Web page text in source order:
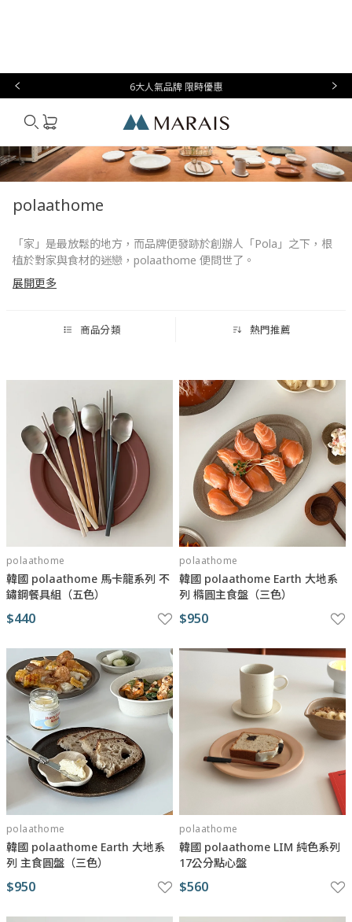
6大人氣品牌 限時優惠
Marais
polaathome
「家」是最放鬆的地方，而品牌便發跡於創辦人「Pola」之下，根
植於對家與食材的迷戀，polaathome 便問世了。
位於韓國首爾的食器選物店 polaathome，至今成立已有 7 年時
我們花超過半生的時間停留與相處的場域，透過食器替場域空間加
盤系列，其他如 URBAN 與 Honey 系列也是韓國部落客餐桌上的常
見物品。
展開更多
商品分類 熱門推薦
polaathome
韓國 polaathome 馬卡龍系列 不
鏽鋼餐具組（五色）
$440
polaathome
韓國 polaathome Earth 大地系
列 橢圓主食盤（三色）
$950
polaathome
韓國 polaathome Earth 大地系
列 主食圓盤（三色）
$950
polaathome
韓國 polaathome LIM 純色系列
17公分點心盤
$560